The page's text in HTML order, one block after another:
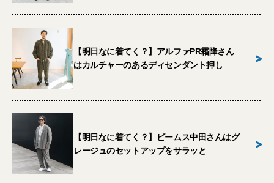
【明日なに着てく？】アルファPR霜降さん
はカルチャーのあるディセンダント押し
>
【明日なに着てく？】ビームス中田さんはグ
レージュのセットアップをサラッと
>